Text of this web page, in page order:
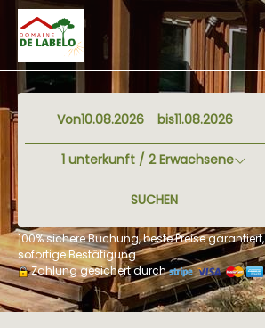
Von bis
1 unterkunft / 2Erwachsene
SUCHEN
100% sichere Buchung, beste Preise garantiert,
sofortige Bestätigung
Zahlung gesichert durch